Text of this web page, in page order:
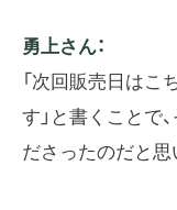
勇上さん：
「次回販売日はこ
す」と書くことで
ださったのだと思